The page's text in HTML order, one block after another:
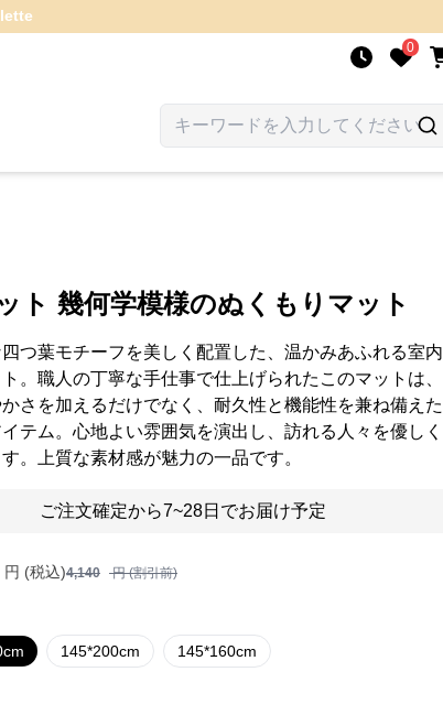
0
ト 幾何学模様のぬくもりマット
つ葉モチーフを美しく配置した、温かみあふれる室内
。職人の丁寧な手仕事で仕上げられたこのマットは、
さを加えるだけでなく、耐久性と機能性を兼ね備えた
テム。心地よい雰囲気を演出し、訪れる人々を優しく
。上質な素材感が魅力の一品です。
ご注文確定から7~28日でお届け予定
円 (税込)4,140 円 (割引前)
145*200cm 145*160cm